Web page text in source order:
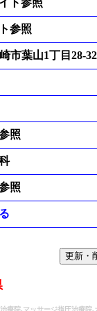
ト参照
参照
市葉山1丁目28-32
照
照
療院,マッサージ指圧治療院